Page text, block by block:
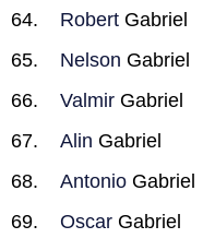
Robert Gabriel
Nelson Gabriel
Valmir Gabriel
Alin Gabriel
Antonio Gabriel
Oscar Gabriel